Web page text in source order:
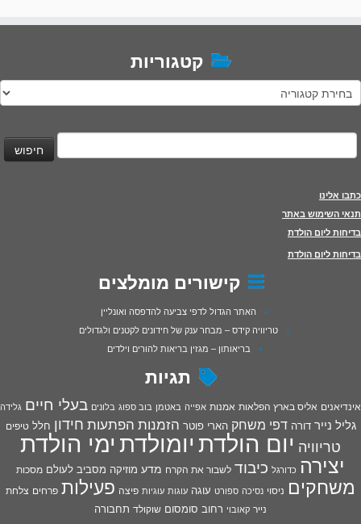
קטגוריות
קטגוריות
חיפוש:
כתבו אלינו
תנאי השימוש באתר
בדיחות ליום הולדת
בדיחות ליום הולדת
קישורים מומלצים
האתר הגדול לדפי צביעה להדפסה ואונליין
טריוויה קידס – מבחר ענק של חידונים לקטנים ולגדולים
בריאותון – מגזין בריאות להורים וילדים
תגיות
אינדיאנים אליס בארץ הפלאות אמנות אפייה באטמן בוב ספוג בלונים בעלי חיים גלידה
גליל נייר דורה דפי משחק הארי פוטר הזמנות הפתעות חידון חלל טיפים
טריוויה יום הולדתיומולדתימי הולדת
יצירה כדורגל כיבוד לשבור את הקרח מדע מוזיקה מסביב לעולם מסכות
משחקים ניסוי נסיכה ספורט עוגה עוגות עוגיות פיצה פעילות פרחים צלחת
נייר קאובוי רחוב סומסום שוקולד תחבורה